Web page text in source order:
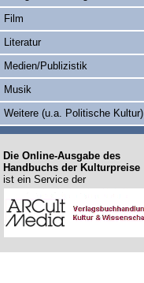
Film
Literatur
Medien/Publizistik
Musik
Weitere (u.a. Politische Kultur)
Die Online-Ausgabe des
Handbuchs der Kulturpreise
ist ein Service der